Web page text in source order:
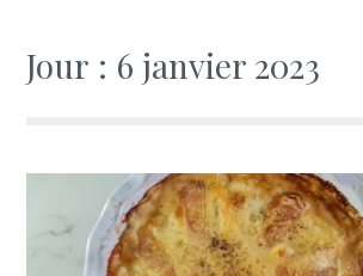
Jour : 6 janvier 2023